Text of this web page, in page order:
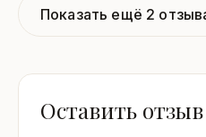
Показать ещё 2
Оставить отзыв